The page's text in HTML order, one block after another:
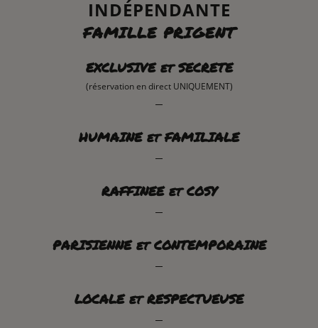
INDÉPENDANTE
FAMILLE PRIGENT
EXCLUSIVE et SECRETE
(réservation en direct UNIQUEMENT)
HUMAINE et FAMILIALE
RAFFINEE et COSY
PARISIENNE et CONTEMPORAINE
LOCALE et RESPECTUEUSE